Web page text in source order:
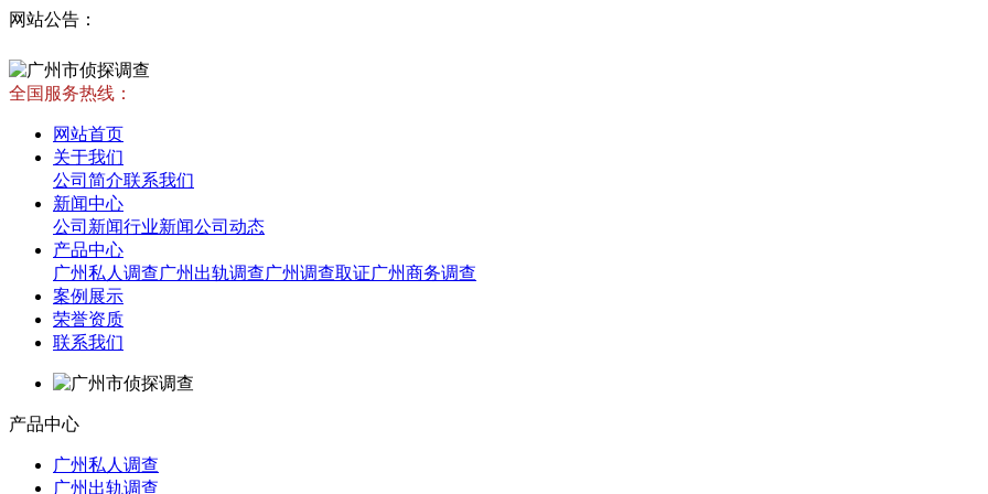
网站公告：
全国服务热线：
网站首页
关于我们
公司简介联系我们
新闻中心
公司新闻行业新闻公司动态
产品中心
广州私人调查广州出轨调查广州调查取证广州商务调查
案例展示
荣誉资质
联系我们
产品中心
广州私人调查
广州出轨调查